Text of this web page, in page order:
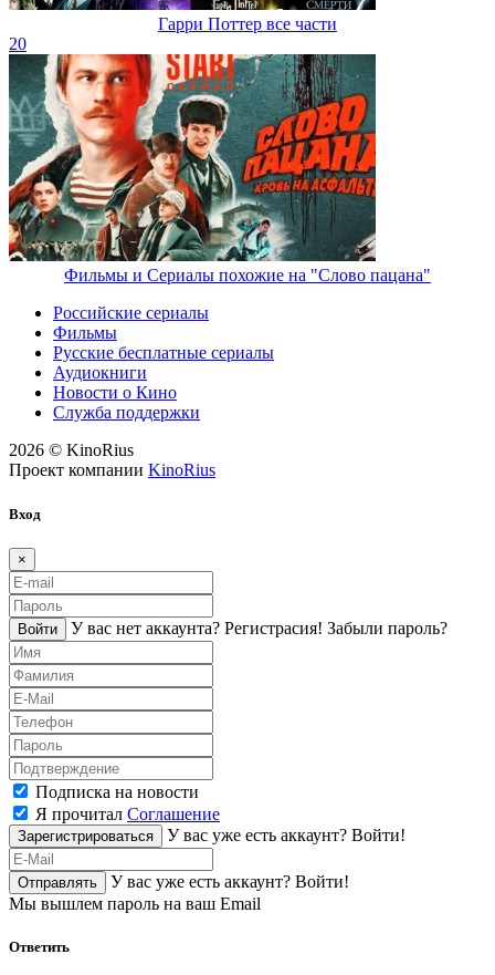
Гарри Поттер все части
20
Фильмы и Сериалы похожие на "Слово пацана"
Российские сериалы
Фильмы
Русские бесплатные сериалы
Аудиокниги
Новости о Кино
Служба поддержки
2026 © KinoRius
Проект компании KinoRius
Вход
×
Войти У вас нет аккаунта? Регистраcия! Забыли пароль?
Подписка на новости
Я прочитал Соглашение
Зарегистрироваться У вас уже есть аккаунт? Войти!
Отправлять У вас уже есть аккаунт? Войти!
Мы вышлем пароль на ваш Email
Ответить